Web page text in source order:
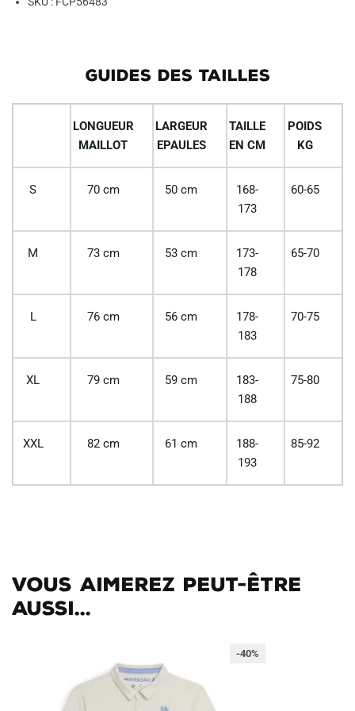
GUIDES DES TAILLES
LONGUEUR
MAILLOT
LARGEUR
EPAULES
TAILLE
EN CM
POIDS
KG
S 70 cm 50 cm
168-
173
60-65
M 73 cm 53 cm
173-
178
65-70
L 76 cm 56 cm
178-
183
70-75
XL 79 cm 59 cm
183-
188
75-80
XXL 82 cm 61 cm
188-
193
85-92
Vous aimerez peut-être
aussi...
-40%